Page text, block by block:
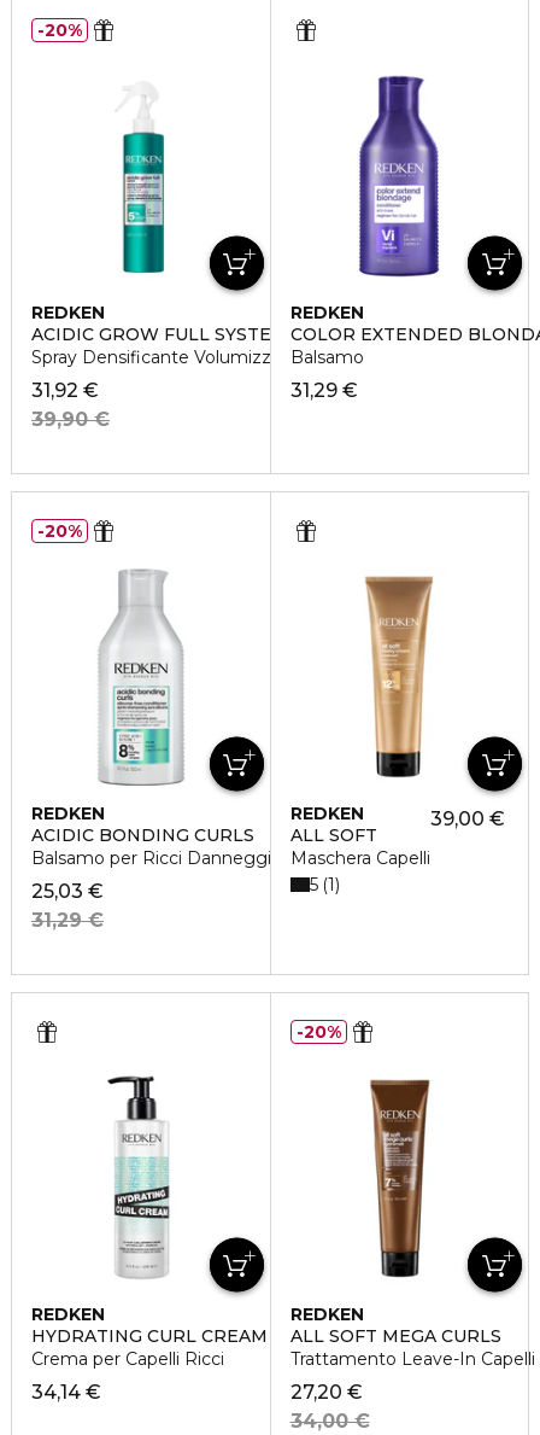
REDKEN
ACIDIC GROW FULL SYSTEM
Spray Densificante Volumizzante
31,92 €
39,90 €
20%
REDKEN
COLOR EXTENDED
Balsamo
31,29 €
REDKEN
ACIDIC BONDING CURLS
Balsamo per Ricci Danneggiati
25,03 €
31,29 €
20%
REDKEN
ALL SOFT
Maschera Capelli
39,00 €
5 1
REDKEN
HYDRATING CURL CREAM
Crema per Capelli Ricci
34,14 €
REDKEN
ALL SOFT MEGA CURLS
Trattamento Leave-In Capelli
27,20 €
34,00 €
20%